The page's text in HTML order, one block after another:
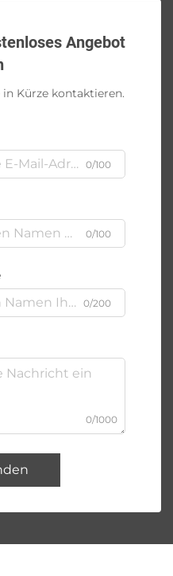
Angebot
Kürze kontaktieren.
0/100
0/100
0/200
0/1000